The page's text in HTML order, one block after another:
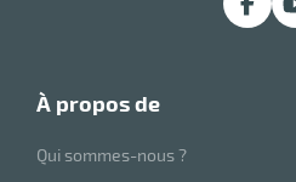
à propos de
Qui sommes-nous ?